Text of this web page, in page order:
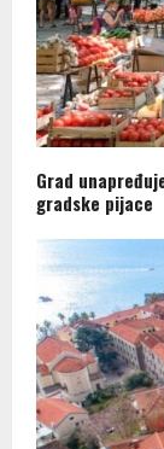
Grad
gradske pijace